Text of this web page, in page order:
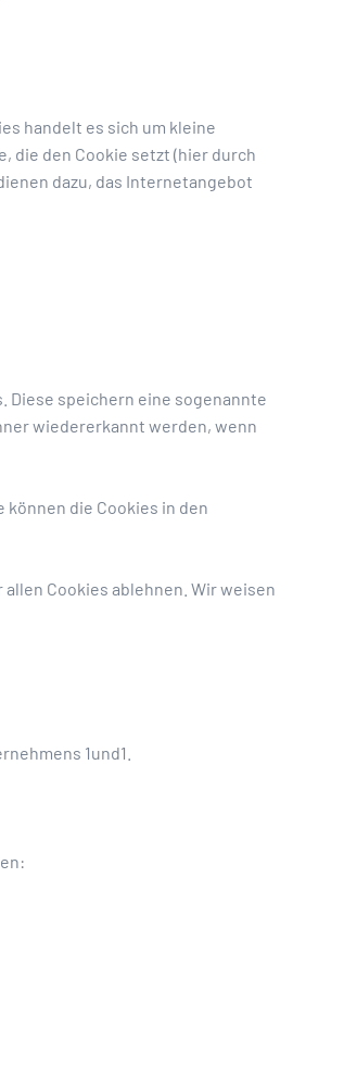
handelt es sich um kleine
die den Cookie setzt (hier durch
dazu, das Internetangebot
Diese speichern eine sogenannte
wiedererkannt werden, wenn
die Cookies in den
Cookies ablehnen. Wir weisen
1und1.